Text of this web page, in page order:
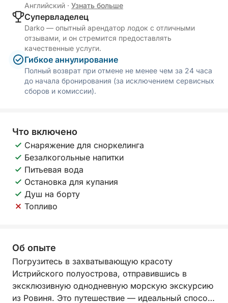
Английский · Узнать больше
Cупервладелец
Darko — опытный арендатор лодок с отличными
отзывами, и он стремится предоставлять
качественные услуги.
Гибкое аннулирование
Полный возврат при отмене не менее чем за 24 часа
до начала бронирования (за исключением сервисных
сборов и комиссии).
Что включено
Снаряжение для сноркелинга
Безалкогольные напитки
Питьевая вода
Остановка для купания
Душ на борту
Топливо
Об опыте
Погрузитесь в захватывающую красоту
Истрийского полуострова, отправившись в
эксклюзивную однодневную морскую экскурсию
из Ровиня. Это путешествие — идеальный способ